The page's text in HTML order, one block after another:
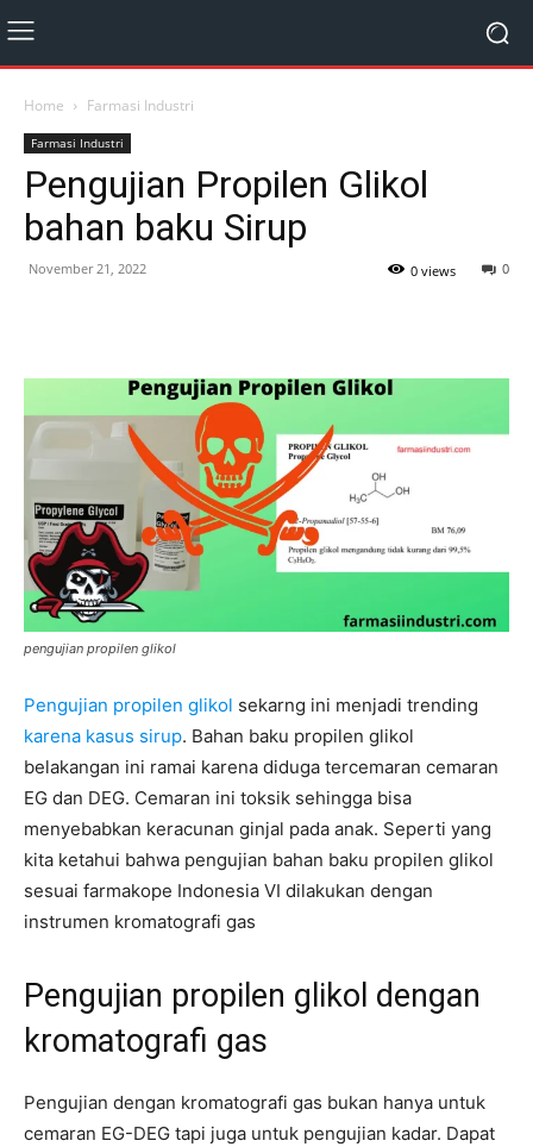
Home Farmasi Industri
Farmasi Industri
Pengujian Propilen Glikol
bahan baku Sirup
November 21, 2022 0
0 views
pengujian propilen glikol
Pengujian propilen glikol sekarng ini menjadi trending
karena kasus sirup. Bahan baku propilen glikol
belakangan ini ramai karena diduga tercemaran cemaran
EG dan DEG. Cemaran ini toksik sehingga bisa
menyebabkan keracunan ginjal pada anak. Seperti yang
kita ketahui bahwa pengujian bahan baku propilen glikol
sesuai farmakope Indonesia VI dilakukan dengan
instrumen kromatografi gas
Pengujian propilen glikol dengan
kromatografi gas
Pengujian dengan kromatografi gas bukan hanya untuk
cemaran EG-DEG tapi juga untuk pengujian kadar. Dapat